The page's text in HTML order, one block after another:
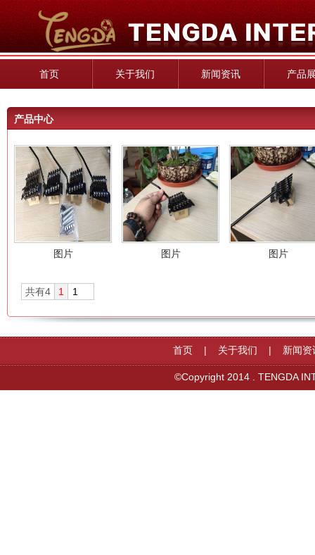
首页 关于我们 新闻资讯 产品
产品中心
图片 图片 图片
共有4 1
首页 | 关于我们 | 新闻资
©Copyright 2014 . TENGDA